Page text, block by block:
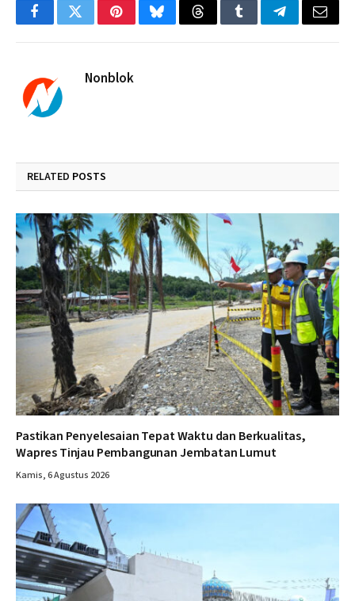
FacebookTwitterPinterestBlueskyThreadsTumblrTelegramEmail
Nonblok
RELATED POSTS
Pastikan Penyelesaian Tepat Waktu dan Berkualitas,
Wapres Tinjau Pembangunan Jembatan Lumut
Kamis, 6 Agustus 2026